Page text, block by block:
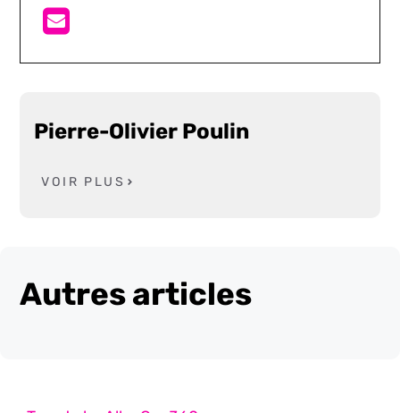
Pierre-Olivier Poulin
VOIR PLUS
Autres articles